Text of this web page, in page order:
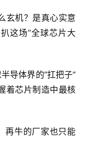
玄机？是真心实意
这场”全球芯片大
导体界的”扛把子”
着芯片制造中最核
再牛的厂家也只能